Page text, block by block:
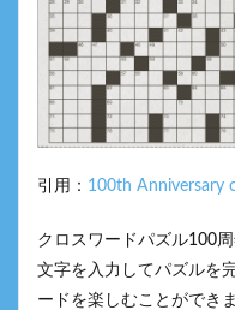
引用： 100th Anniversary
クロスワードパズル100
文字を入力してパズルを
ードを楽しむことができ